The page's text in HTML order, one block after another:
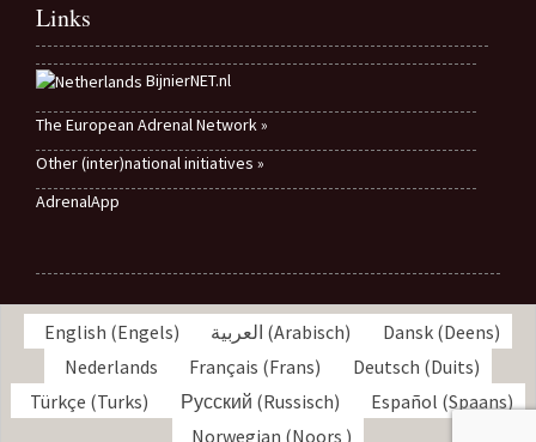
Links
BijnierNET.nl
The European Adrenal Network »
Other (inter)national initiatives »
AdrenalApp
English (Engels) العربية (Arabisch) Dansk(Deens)
Nederlands
Français (Frans) Deutsch (Duits)
Türkçe (Turks) Русский (Russisch) Español (Spaans)
Norwegian (Noors )